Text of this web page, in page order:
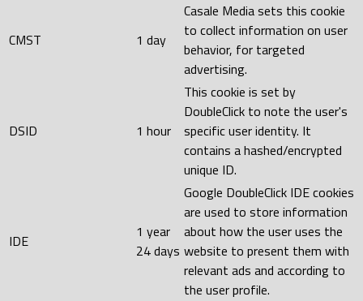
CMST 1 day
Casale Media sets this cookie
to collect information on user
behavior, for targeted
advertising.
DSID 1 hour
This cookie is set by
DoubleClick to note the user's
specific user identity. It
contains a hashed/encrypted
unique ID.
IDE
1 year
24 days
Google DoubleClick IDE cookies
are used to store information
about how the user uses the
website to present them with
relevant ads and according to
the user profile.